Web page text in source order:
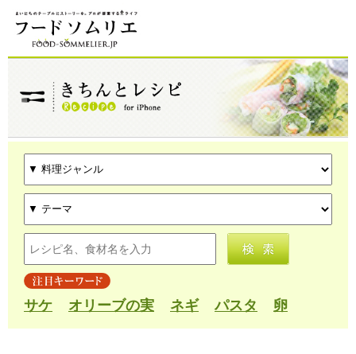
サケ オリーブの実 ネギ パスタ 卵